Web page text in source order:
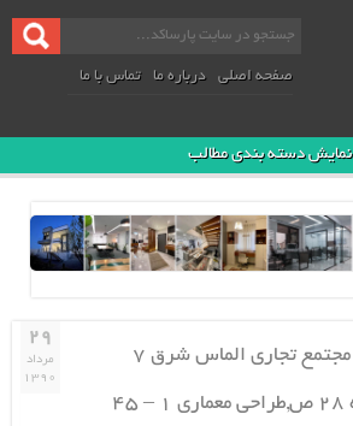
صفحه اصلی درباره ما تماس با ما
نمایش دسته بندی مطالب
۲۹
مرداد
۱۳۹۰
طراح و آرشیتکت مجتمع تجاری الماس شرق ۷
ص,طراحي تحليل سازه ۲۸ ص,طراحی معماری ۱ – ۴۵